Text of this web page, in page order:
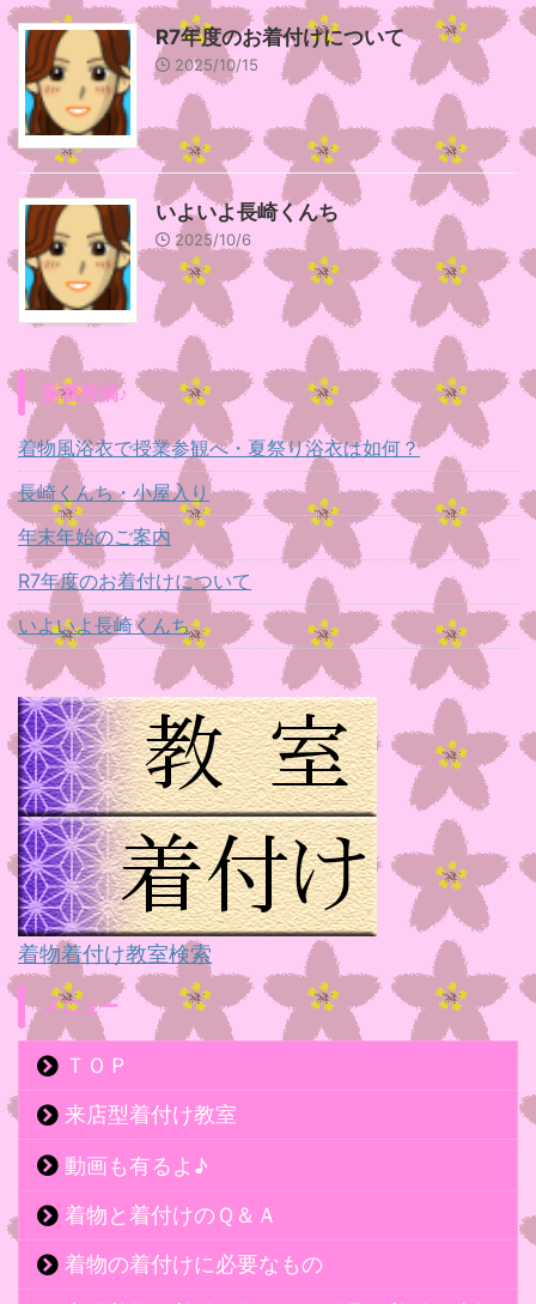
R7年度のお着付けについて
2025/10/15
いよいよ長崎くんち
2025/10/6
新着投稿♪
着物風浴衣で授業参観へ・夏祭り浴衣は如何？
長崎くんち・小屋入り
年末年始のご案内
R7年度のお着付けについて
いよいよ長崎くんち
着物着付け教室検索
メニュー
ＴＯＰ
来店型着付け教室
動画も有るよ♪
着物と着付けのＱ＆Ａ
着物の着付けに必要なもの